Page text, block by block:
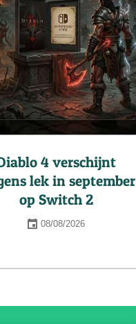
4 verschijnt
lek in september
op Switch 2
08/08/2026